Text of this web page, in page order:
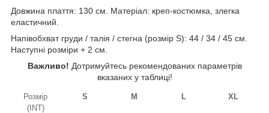
Довжина плаття: 130 см. Матеріал: креп-костюмка, злегка
еластичний.
Напівобхват груди / талія / стегна (розмір S): 44 / 34 / 45 см.
Наступні розміри + 2 см.
Важливо! Дотримуйтесь рекомендованих параметрів
вказаних у таблиці!
Розмір
(INT)
S M L XL